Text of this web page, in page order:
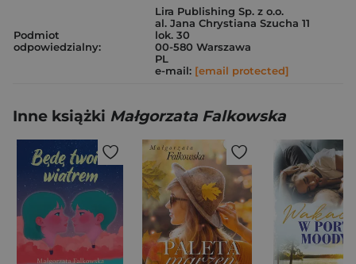
Podmiot
odpowiedzialny:
Lira Publishing Sp. z o.o.
al. Jana Chrystiana Szucha 11
lok. 30
00-580 Warszawa
PL
e-mail: [email protected]
Inne książki Małgorzata Falkowska